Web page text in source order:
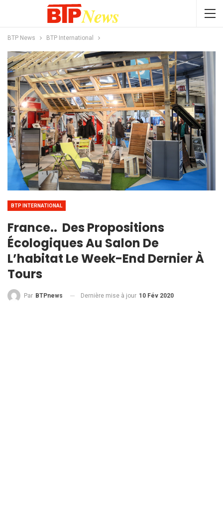
BTP News BTP International
BTP INTERNATIONAL
France.. Des Propositions
Écologiques Au Salon De
L’habitat Le Week-End Dernier À
Tours
Par BTPnews Dernière mise à jour 10 Fév 2020